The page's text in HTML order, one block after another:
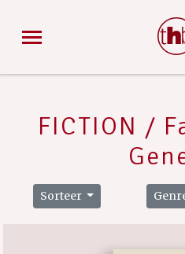
FICTION /
Sorteer